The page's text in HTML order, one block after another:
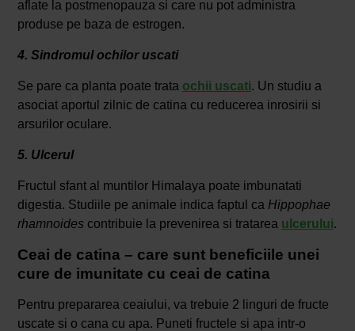
aflate la postmenopauza si care nu pot administra
produse pe baza de estrogen.
4. Sindromul ochilor uscati
Se pare ca planta poate trata ochii uscati. Un studiu a
asociat aportul zilnic de catina cu reducerea inrosirii si
arsurilor oculare.
5. Ulcerul
Fructul sfant al muntilor Himalaya poate imbunatati
digestia. Studiile pe animale indica faptul ca Hippophae
rhamnoidescontribuie la prevenirea si tratarea ulcerului.
Ceai de catina – care sunt beneficiile unei
cure de imunitate cu ceai de catina
Pentru prepararea ceaiului, va trebuie 2 linguri de fructe
uscate si o cana cu apa. Puneti fructele si apa intr-o